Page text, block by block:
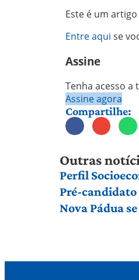
Este é um
Entre aqui se
Assine
Tenha acesso a
Assine agora
Compartilhe:
Outras
Perfil
Pré-candidato
Nova Pádua